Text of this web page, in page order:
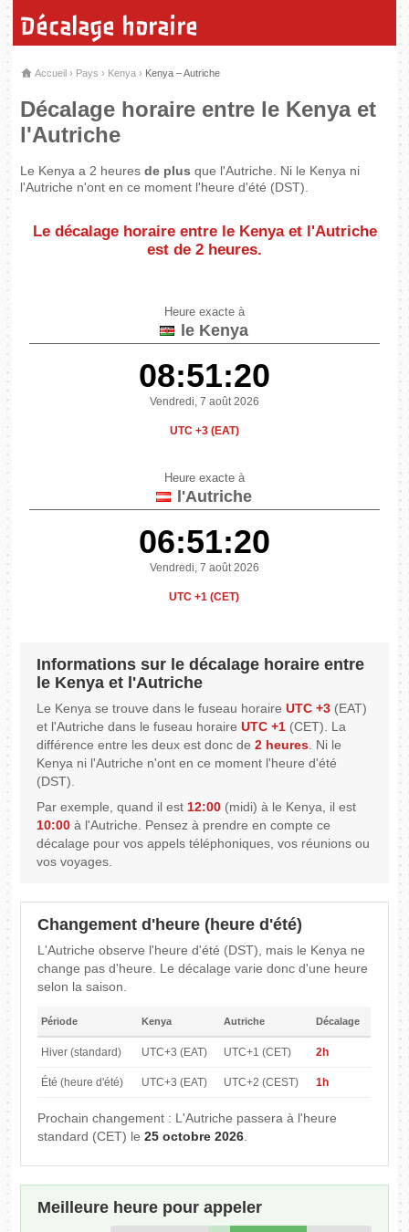
Décalage horaire
Accueil › Pays › Kenya › Kenya – Autriche
Décalage horaire entre le Kenya et
l'Autriche
Le Kenya a 2 heuresde plus que l'Autriche. Ni le Kenya ni
l'Autriche n'ont en ce moment l'heure d'été (DST).
Le décalage horaire entre le Kenya et l'Autriche
est de 2 heures.
Heure exacte à
le Kenya
08:51:20
Vendredi, 7 août 2026
UTC +3 (EAT)
Heure exacte à
l'Autriche
06:51:20
Vendredi, 7 août 2026
UTC +1 (CET)
Informations sur le décalage horaire entre
le Kenya et l'Autriche
Le Kenya se trouve dans le fuseau horaireUTC +3 (EAT)
et l'Autriche dans le fuseau horaireUTC +1 (CET). La
différence entre les deux est donc de2 heures. Ni le
Kenya ni l'Autriche n'ont en ce moment l'heure d'été
(DST).
Par exemple, quand il est12:00 (midi) à le Kenya, il est
10:00 à l'Autriche. Pensez à prendre en compte ce
décalage pour vos appels téléphoniques, vos réunions ou
vos voyages.
Changement d'heure (heure d'été)
L'Autriche observe l'heure d'été (DST), mais le Kenya ne
change pas d'heure. Le décalage varie donc d'une heure
selon la saison.
Période Kenya Autriche Décalage
Hiver (standard) UTC+3 (EAT) UTC+1 (CET) 2h
Été (heure d'été) UTC+3 (EAT) UTC+2 (CEST) 1h
Prochain changement : L'Autriche passera à l'heure
standard (CET) le25 octobre 2026.
Meilleure heure pour appeler